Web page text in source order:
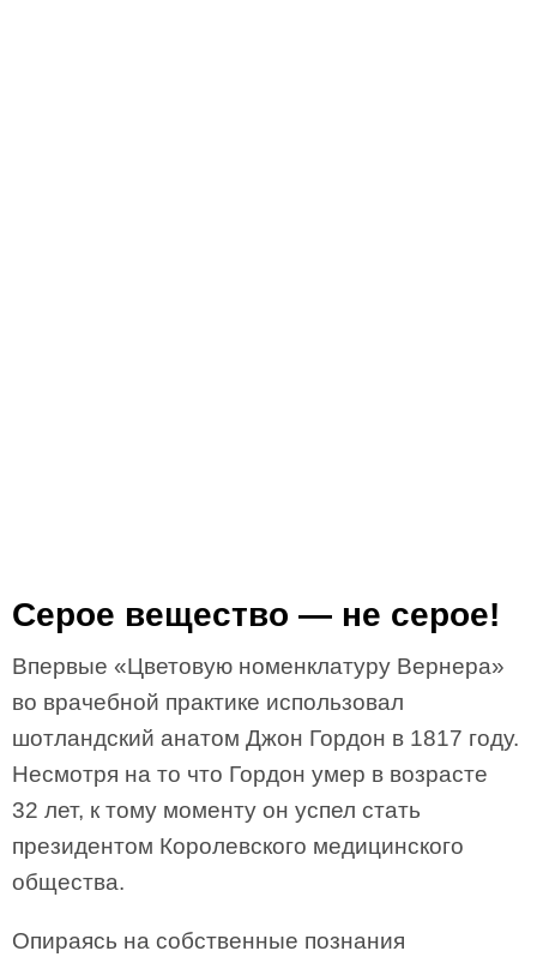
Серое вещество — не серое!
Впервые «Цветовую номенклатуру Вернера»
во врачебной практике использовал
шотландский анатом Джон Гордон в 1817 году.
Несмотря на то что Гордон умер в возрасте
32 лет, к тому моменту он успел стать
президентом Королевского медицинского
общества.
Опираясь на собственные познания